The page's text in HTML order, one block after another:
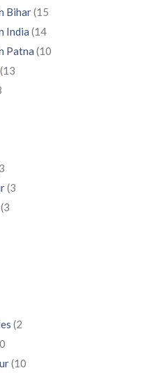
Bihar(15
India (14
Patna (10
(13
(3
(3
(2
(10